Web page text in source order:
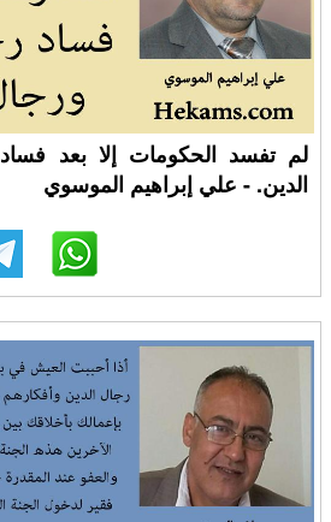
لم تفسد الحكومات إلا بعد
الدين. - علي إبراهيم الموسوي